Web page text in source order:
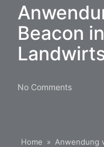
Beacon
No Comments
Home » Anwendung